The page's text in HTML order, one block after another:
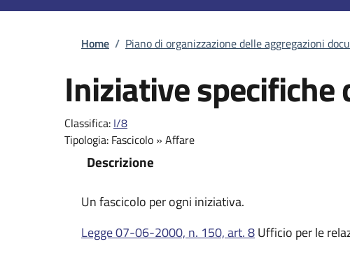
Briciole di pane
Home / Piano di organizzazione delle aggregazioni
Iniziative specifiche
Classifica: I/8
Tipologia: Fascicolo » Affare
Descrizione
Un fascicolo per ogni iniziativa.
Legge 07-06-2000, n. 150, art. 8Ufficio per le